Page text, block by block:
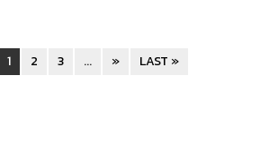
1 2 3 ... » LAST »